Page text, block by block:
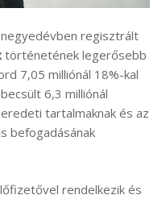
regisztrált
történetének legerősebb
7,05 milliónál 18%-kal
6,3 milliónál
tartalmaknak és az
befogadásának
rendelkezik és